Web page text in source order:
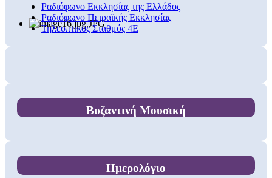
Ραδιόφωνο Εκκλησίας της Ελλάδος
Ραδιόφωνο Πειραϊκής Εκκλησίας
Τηλεοπτικός Σταθμός 4Ε
Βυζαντινή Μουσική
Ημερολόγιο